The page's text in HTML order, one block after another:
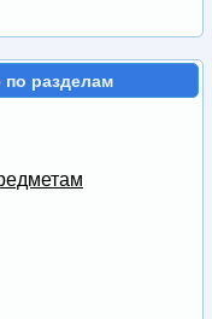
по разделам